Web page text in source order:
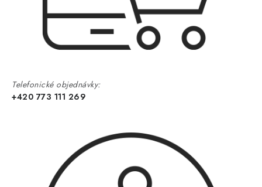
Telefonické objednávky:
+420 773 111 269